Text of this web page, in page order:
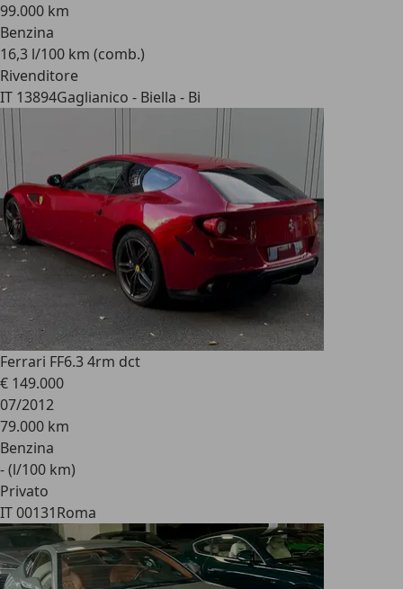
99.000 km
Benzina
16,3 l/100 km (comb.)
Rivenditore
IT 13894Gaglianico - Biella - Bi
Ferrari FF6.3 4rm dct
€ 149.000
07/2012
79.000 km
Benzina
- (l/100 km)
Privato
IT 00131Roma